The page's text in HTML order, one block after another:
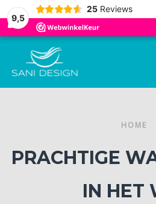
9,5
25 Reviews
085- 0600 330
HOME
PRACHTIGE
IN HET